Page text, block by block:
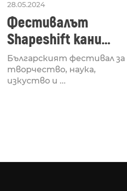
28.05.2024
Фестивалът
Shapeshift кани
Fabrizio Mammarella
за откриването си
Българският фестивал за
творчество, наука,
изкуство и ...